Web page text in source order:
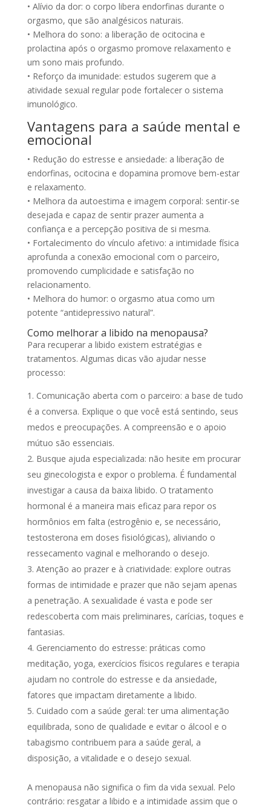
• Alívio da dor: o corpo libera endorfinas durante o
orgasmo, que são analgésicos naturais.
• Melhora do sono: a liberação de ocitocina e
prolactina após o orgasmo promove relaxamento e
um sono mais profundo.
• Reforço da imunidade: estudos sugerem que a
atividade sexual regular pode fortalecer o sistema
imunológico.
Vantagens para a saúde mental e
emocional
• Redução do estresse e ansiedade: a liberação de
endorfinas, ocitocina e dopamina promove bem-estar
e relaxamento.
• Melhora da autoestima e imagem corporal: sentir-se
desejada e capaz de sentir prazer aumenta a
confiança e a percepção positiva de si mesma.
• Fortalecimento do vínculo afetivo: a intimidade física
aprofunda a conexão emocional com o parceiro,
promovendo cumplicidade e satisfação no
relacionamento.
• Melhora do humor: o orgasmo atua como um
potente “antidepressivo natural”.
Como melhorar a libido na menopausa?
Para recuperar a libido existem estratégias e
tratamentos. Algumas dicas vão ajudar nesse
processo:
Comunicação aberta com o parceiro: a base de tudo
é a conversa. Explique o que você está sentindo, seus
medos e preocupações. A compreensão e o apoio
mútuo são essenciais.
Busque ajuda especializada: não hesite em procurar
seu ginecologista e expor o problema. É fundamental
investigar a causa da baixa libido. O tratamento
hormonal é a maneira mais eficaz para repor os
hormônios em falta (estrogênio e, se necessário,
testosterona em doses fisiológicas), aliviando o
ressecamento vaginal e melhorando o desejo.
Atenção ao prazer e à criatividade: explore outras
formas de intimidade e prazer que não sejam apenas
a penetração. A sexualidade é vasta e pode ser
redescoberta com mais preliminares, carícias, toques e
fantasias.
Gerenciamento do estresse: práticas como
meditação, yoga, exercícios físicos regulares e terapia
ajudam no controle do estresse e da ansiedade,
fatores que impactam diretamente a libido.
Cuidado com a saúde geral: ter uma alimentação
equilibrada, sono de qualidade e evitar o álcool e o
tabagismo contribuem para a saúde geral, a
disposição, a vitalidade e o desejo sexual.
A menopausa não significa o fim da vida sexual. Pelo
contrário: resgatar a libido e a intimidade assim que o